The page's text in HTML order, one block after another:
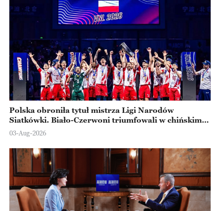
Polska obroniła tytuł mistrza Ligi Narodów
Siatkówki. Biało-Czerwoni triumfowali w chińskim
Ningbo
03-Aug-2026